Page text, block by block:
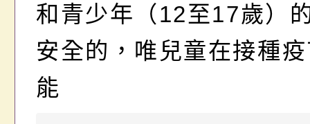
和青少年（12至17歲）
安全的，唯兒童在接種
能